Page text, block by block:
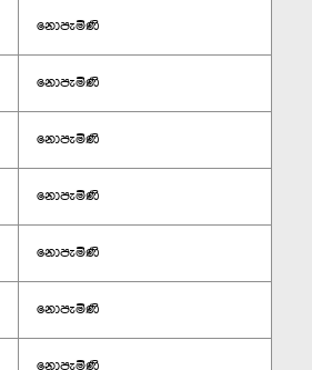
නොපැමිණි
නොපැමිණි
නොපැමිණි
නොපැමිණි
නොපැමිණි
නොපැමිණි
නොපැමිණි